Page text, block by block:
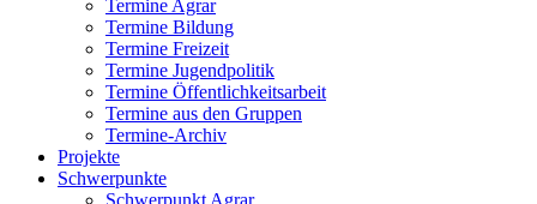
Termine Agrar
Termine Bildung
Termine Freizeit
Termine Jugendpolitik
Termine Öffentlichkeitsarbeit
Termine aus den Gruppen
Termine-Archiv
Projekte
Schwerpunkte
Schwerpunkt Agrar